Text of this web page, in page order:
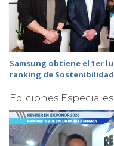
Samsung obtiene el 1er
ranking de Sostenibilidad
Ediciones Especiales